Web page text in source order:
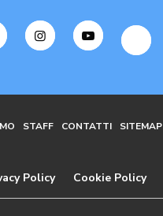
STAFF CONTATTI SITEMAP
Policy Cookie Policy